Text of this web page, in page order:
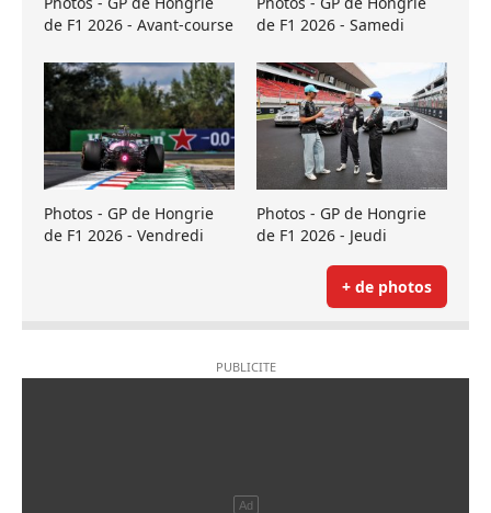
de F1 2026 - Avant-course
de F1 2026 - Samedi
Photos - GP de Hongrie
de F1 2026 - Vendredi
Photos - GP de Hongrie
de F1 2026 - Jeudi
+ de photos